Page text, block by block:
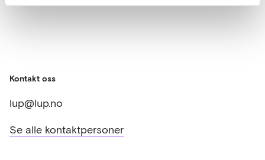
Kontakt oss
lup@lup.no
Se alle kontaktpersoner